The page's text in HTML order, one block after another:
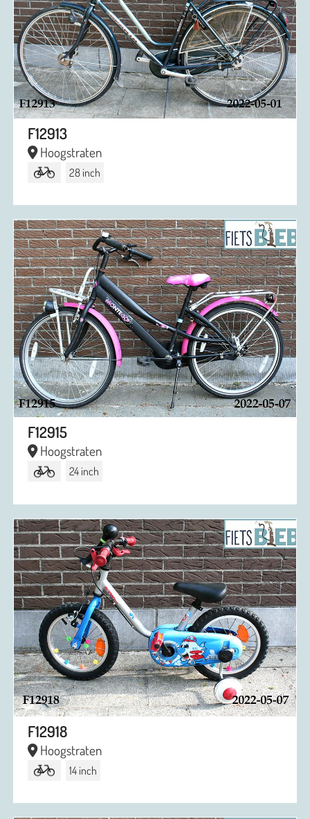
F12913
Hoogstraten
28 inch
F12915
Hoogstraten
24 inch
F12918
Hoogstraten
14 inch